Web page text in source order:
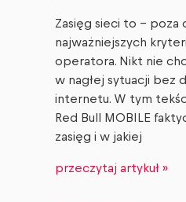
Zasięg sieci to – poza
najważniejszych
operatora. Nikt nie
w nagłej sytuacji bez
internetu. W tym
Red Bull MOBILE
zasięg i w jakiej
przeczytaj artykuł »